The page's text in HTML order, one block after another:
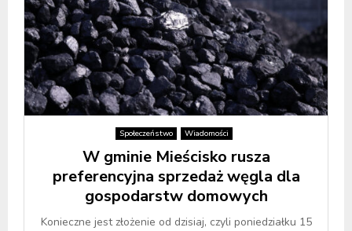
Społeczeństwo Wiadomości
W gminie Mieścisko rusza
preferencyjna sprzedaż węgla dla
gospodarstw domowych
Konieczne jest złożenie od dzisiaj, czyli poniedziałku 15